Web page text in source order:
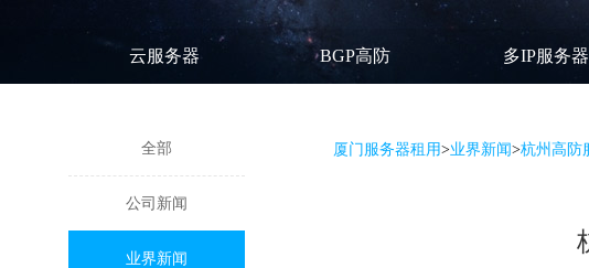
云服务器 BGP高防 多IP服务器
全部
公司新闻
业界新闻
厦门服务器租用>业界新闻>杭州高防